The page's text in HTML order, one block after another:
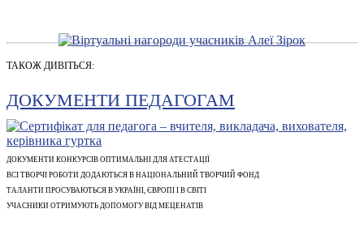
ТАКОЖ ДИВІТЬСЯ:
ДОКУМЕНТИ ПЕДАГОГАМ
ДОКУМЕНТИ КОНКУРСІВ ОПТИМАЛЬНІ ДЛЯ АТЕСТАЦІЇ
ВСІ ТВОРЧІ РОБОТИ ДОДАЮТЬСЯ В НАЦІОНАЛЬНИЙ ТВОРЧИЙ ФОНД
ТАЛАНТИ ПРОСУВАЮТЬСЯ В УКРАЇНІ, ЄВРОПІ І В СВІТІ
УЧАСНИКИ ОТРИМУЮТЬ ДОПОМОГУ ВІД МЕЦЕНАТІВ